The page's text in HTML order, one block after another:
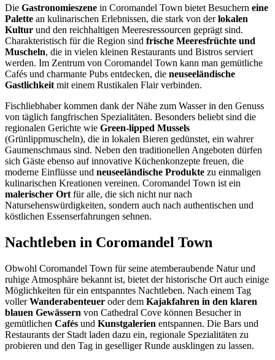
Die Gastronomieszene in Coromandel Town bietet Besuchern eine
Palette an kulinarischen Erlebnissen, die stark von derlokalen
Kultur und den reichhaltigen Meeresressourcen geprägt sind.
Charakteristisch für die Region sind frische Meeresfrüchte und
Muscheln, die in vielen kleinen Restaurants und Bistros serviert
werden. Im Zentrum von Coromandel Town kann man gemütliche
Cafés und charmante Pubs entdecken, die neuseeländische
Gastlichkeit mit einem Rustikalen Flair verbinden.
Fischliebhaber kommen dank der Nähe zum Wasser in den Genuss
von täglich fangfrischen Spezialitäten. Besonders beliebt sind die
regionalen Gerichte wie Green-lipped Mussels
(Grünlippmuscheln), die in lokalen Bieren gedünstet, ein wahrer
Gaumenschmaus sind. Neben den traditionellen Angeboten dürfen
sich Gäste ebenso auf innovative Küchenkonzepte freuen, die
moderne Einflüsse und neuseeländische Produkte zu einmaligen
kulinarischen Kreationen vereinen. Coromandel Town ist ein
malerischer Ort für alle, die sich nicht nur nach
Natursehenswürdigkeiten, sondern auch nach authentischen und
köstlichen Essenserfahrungen sehnen.
Nachtleben in Coromandel Town
Obwohl Coromandel Town für seine atemberaubende Natur und
ruhige Atmosphäre bekannt ist, bietet der historische Ort auch einige
Möglichkeiten für ein entspanntes Nachtleben. Nach einem Tag
vollerWanderabenteuer oder dem Kajakfahren in den klaren
blauen Gewässern von Cathedral Cove können Besucher in
gemütlichen Cafés und Kunstgalerien entspannen. Die Bars und
Restaurants der Stadt laden dazu ein, regionale Spezialitäten zu
probieren und den Tag in geselliger Runde ausklingen zu lassen.